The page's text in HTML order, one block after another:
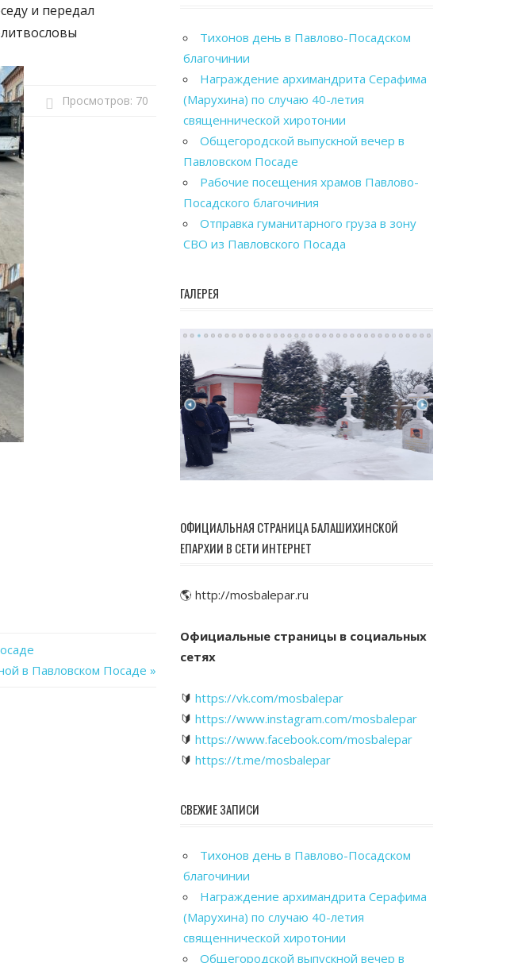
и передал
Просмотров: 70
в Павловском Посаде
Тихонов день в Павлово-Посадском
благочинии
Награждение архимандрита Серафима
(Марухина) по случаю 40-летия
священнической хиротонии
Общегородской выпускной вечер в
Павловском Посаде
Рабочие посещения храмов Павлово-
Посадского благочиния
Отправка гуманитарного груза в зону
СВО из Павловского Посада
ГАЛЕРЕЯ
ОФИЦИАЛЬНАЯ СТРАНИЦА БАЛАШИХИНСКОЙ
ЕПАРХИИ В СЕТИ ИНТЕРНЕТ
🌎 http://mosbalepar.ru
Официальные страницы в социальных
сетях
🔰 https://vk.com/mosbalepar
🔰 https://www.instagram.com/mosbalepar
🔰 https://www.facebook.com/mosbalepar
🔰 https://t.me/mosbalepar
СВЕЖИЕ ЗАПИСИ
Тихонов день в Павлово-Посадском
благочинии
Награждение архимандрита Серафима
(Марухина) по случаю 40-летия
священнической хиротонии
Общегородской выпускной вечер в